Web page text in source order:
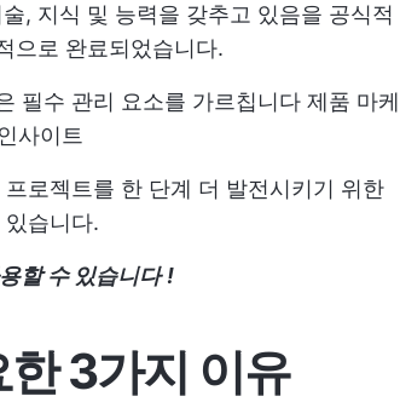
, 지식 및 능력을 갖추고 있음을 공식적
으로 완료되었습니다.
필수 관리 요소를 가르칩니다 제품 마케
인사이트
로젝트를 한 단계 더 발전시키기 위한
습니다.
할 수 있습니다 !
3가지 이유